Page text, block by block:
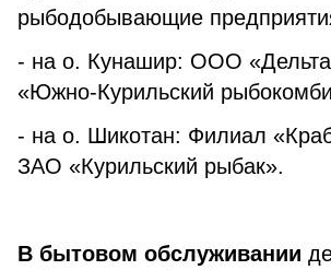
рыбодобывающие
- на о. Кунашир: ООО
«Южно-Курильский
- на о. Шикотан: Филиал
ЗАО «Курильский рыбак».
В бытовом обслуживании